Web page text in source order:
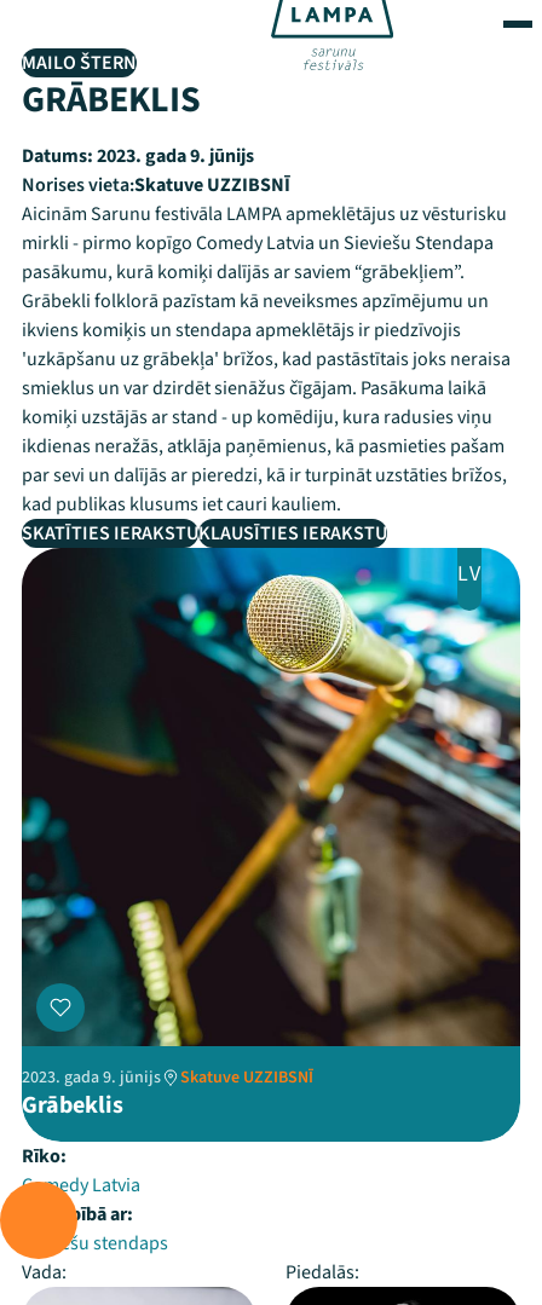
MAILO ŠTERN
GRĀBEKLIS
Datums:2023. gada 9. jūnijs
Norises vieta:Skatuve UZZIBSNĪ
Aicinām Sarunu festivāla LAMPA apmeklētājus uz vēsturisku
mirkli - pirmo kopīgo Comedy Latvia un Sieviešu Stendapa
pasākumu, kurā komiķi dalījās ar saviem “grābekļiem”.
Grābekli folklorā pazīstam kā neveiksmes apzīmējumu un
ikviens komiķis un stendapa apmeklētājs ir piedzīvojis
'uzkāpšanu uz grābekļa' brīžos, kad pastāstītais joks neraisa
smieklus un var dzirdēt sienāžus čīgājam. Pasākuma laikā
komiķi uzstājās ar stand - up komēdiju, kura radusies viņu
ikdienas neražās, atklāja paņēmienus, kā pasmieties pašam
par sevi un dalījās ar pieredzi, kā ir turpināt uzstāties brīžos,
kad publikas klusums iet cauri kauliem.
SKATĪTIES IERAKSTUKLAUSĪTIES IERAKSTU
LV
2023. gada 9. jūnijs Skatuve UZZIBSNĪ
Grābeklis
Rīko:
Comedy Latvia
Sadarbībā ar:
Sieviešu stendaps
Vada:
Piedalās: